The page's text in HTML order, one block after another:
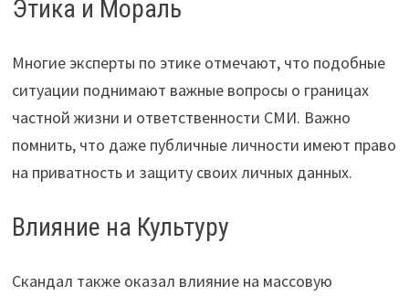
Этика и Мораль
Многие эксперты по этике отмечают, что подобные
ситуации поднимают важные вопросы о границах
частной жизни и ответственности СМИ. Важно
помнить, что даже публичные личности имеют право
на приватность и защиту своих личных данных.
Влияние на Культуру
Скандал также оказал влияние на массовую